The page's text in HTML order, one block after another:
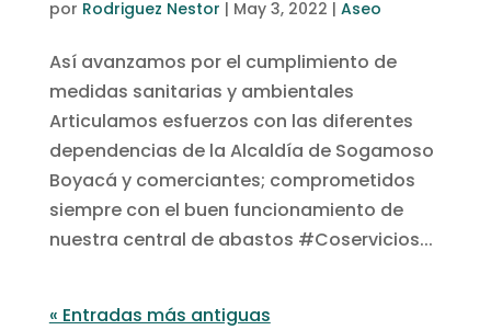
por Rodriguez Nestor | May 3, 2022 | Aseo
Así avanzamos por el cumplimiento de
medidas sanitarias y ambientales
Articulamos esfuerzos con las diferentes
dependencias de la Alcaldía de Sogamoso
Boyacá y comerciantes; comprometidos
siempre con el buen funcionamiento de
nuestra central de abastos #Coservicios...
« Entradas más antiguas